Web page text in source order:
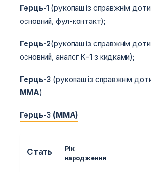
Герць-1 (рукопаш із справжнім
основний, фул-контакт);
Герць-2(рукопаш із справжнім
основний, аналог К-1 з кидками);
Герць-3 (рукопаш із справжнім
MMA)
Герць-3 (ММА)
Стать
Рік
народження